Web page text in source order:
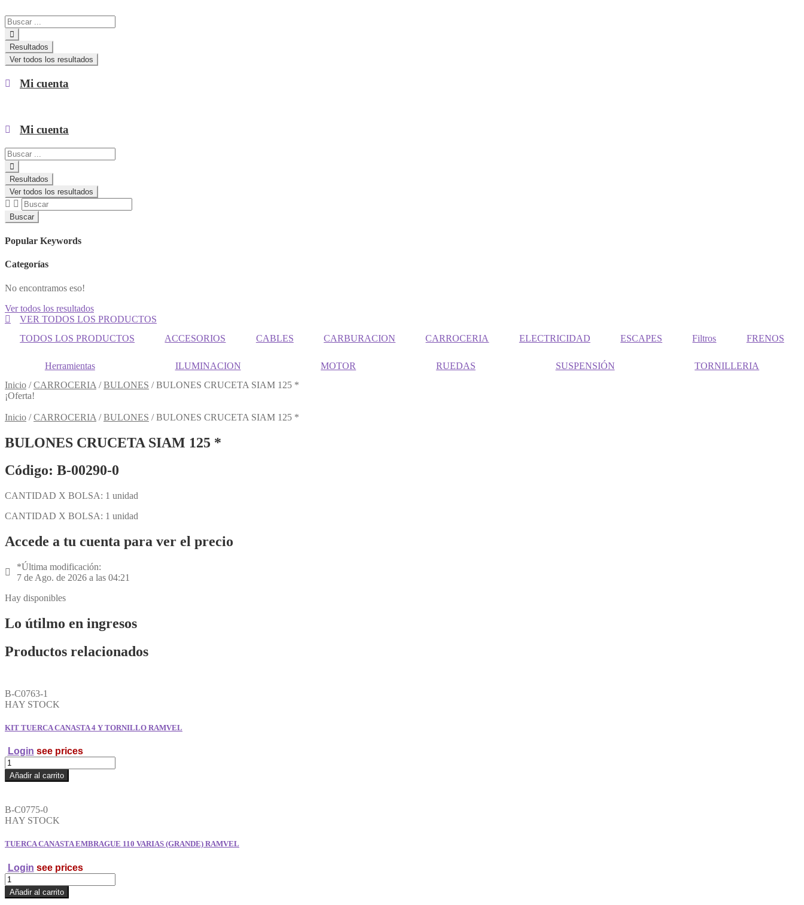
Search
...
Resultados
Ver todos los resultados
Mi cuenta
Mi cuenta
Search
...
Resultados
Ver todos los resultados
Buscar
Popular Keywords
Categorías
No encontramos eso!
Ver todos los resultados
VER TODOS LOS PRODUCTOS
TODOS LOS PRODUCTOS
ACCESORIOS CABLES CARBURACION CARROCERIA ELECTRICIDAD ESCAPES Filtros FRENOS
Herramientas ILUMINACION MOTOR RUEDAS SUSPENSIÓN
TORNILLERIA
Inicio /CARROCERIA /BULONES /BULONES CRUCETA SIAM 125 *
¡Oferta!
Inicio /CARROCERIA /BULONES /BULONES CRUCETA SIAM 125 *
BULONES CRUCETA SIAM 125 *
Código: B-00290-0
CANTIDAD X BOLSA: 1 unidad
CANTIDAD X BOLSA: 1 unidad
Accede a tu cuenta para ver el precio
*Última modificación:
7 de Ago. de 2026 a las 04:21
Hay disponibles
Lo útilmo en ingresos
Productos relacionados
B-C0763-1
HAY STOCK
KIT TUERCA CANASTA 4 Y TORNILLO RAMVEL
Login see prices
KIT
TUERCA
CANASTA
Y
TORNILLO
RAMVEL
Añadir al carrito
B-C0775-0
HAY STOCK
TUERCA CANASTA EMBRAGUE 110 VARIAS (GRANDE) RAMVEL
Login see prices
TUERCA
CANASTA
EMBRAGUE
Añadir al carrito